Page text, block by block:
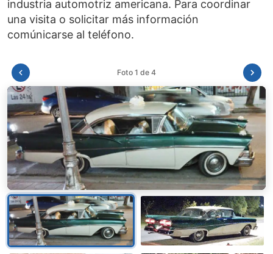
industria automotriz americana. Para coordinar
una visita o solicitar más información
Foto 2 de 4